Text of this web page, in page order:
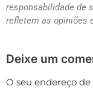
responsabilidade de
refletem as opiniões
Deixe um
O seu endereço